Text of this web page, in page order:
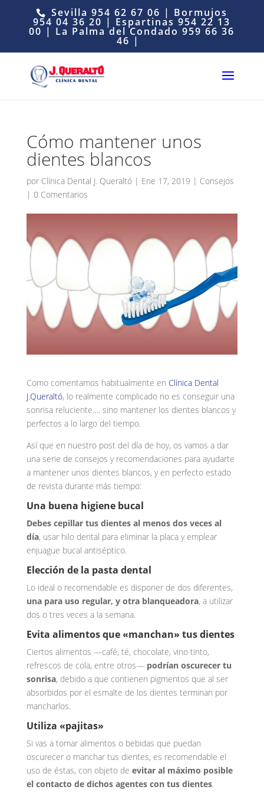
Sevilla954 62 67 06 | Bormujos
954 04 36 20 | Espartinas954 22 13
00 | La Palma del Condado959 66 36
46 |
Cómo mantener unos
dientes blancos
por Clínica Dental J. Queraltó| Ene 17, 2019 | Consejos
| 0 Comentarios
Como comentamos habitualmente en Clínica Dental
J.Queraltó, lo realmente complicado no es conseguir una
sonrisa reluciente…. sino mantener los dientes blancos y
perfectos a lo largo del tiempo.
Así que en nuestro post del día de hoy, os vamos a dar
una serie de consejos y recomendaciones para ayudarte
a mantener unos dientes blancos, y en perfecto estado
de revista durante más tiempo:
Una buena higiene bucal
Debes cepillar tus dientes al menos dos veces al
día, usar hilo dental para eliminar la placa y emplear
enjuague bucal antiséptico.
Elección de la pasta dental
Lo ideal o recomendable es disponer de dos diferentes,
una para uso regular, y otra blanqueadora, a utilizar
dos o tres veces a la semana.
Evita alimentos que «manchan» tus dientes
Ciertos alimentos —café, té, chocolate, vino tinto,
refrescos de cola, entre otros—podrían oscurecer tu
sonrisa, debido a que contienen pigmentos que al ser
absorbidos por el esmalte de los dientes terminan por
mancharlos.
Utiliza «pajitas»
Si vas a tomar alimentos o bebidas que puedan
oscurecer o manchar tus dientes, es recomendable el
uso de éstas, con objeto de evitar al máximo posible
el contacto de dichos agentes con tus dientes.